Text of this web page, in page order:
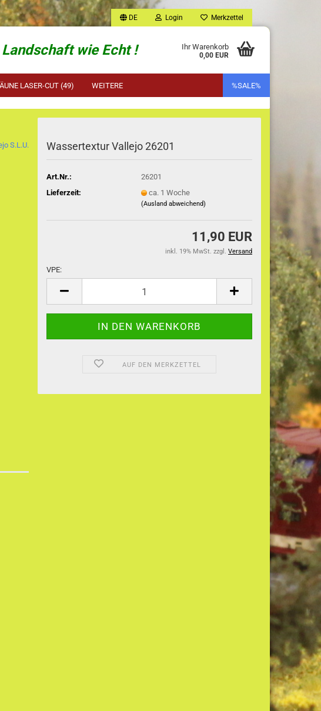
DE Login Merkzettel
Landschaft wie Echt ! Ihr Warenkorb
0,00 EUR
LASER-CUT (49) %SALE%
WEITERE
S.L.U. Wassertextur Vallejo 26201
Art.Nr.:
26201
Lieferzeit:
ca. 1 Woche
(Ausland abweichend)
11,90 EUR
inkl. 19% MwSt. zzgl. Versand
VPE:
AUF DEN MERKZETTEL